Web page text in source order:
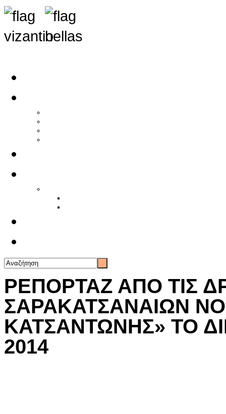
ΡΕΠΟΡΤΑΖ ΑΠΟ ΤΙΣ
ΣΑΡΑΚΑΤΣΑΝΑΙΩΝ
ΚΑΤΣΑΝΤΩΝΗΣ» ΤΟ
2014